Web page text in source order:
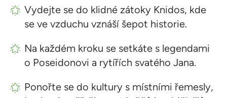
Vydejte se do klidné zátoky Knidos, kde
se ve vzduchu vznáší šepot historie.
Na každém kroku se setkáte s legendami
o Poseidonovi a rytířích svatého Jana.
Ponořte se do kultury s místními řemesly,